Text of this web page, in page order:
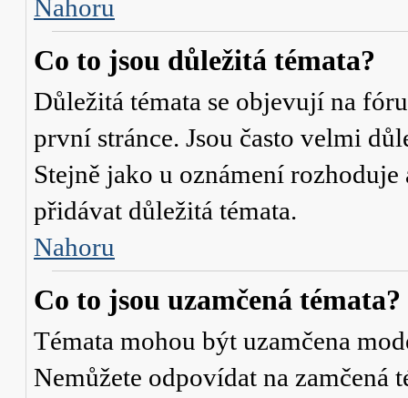
Nahoru
Co to jsou důležitá témata?
Důležitá témata se objevují na
první stránce. Jsou často velmi
Stejně jako u oznámení
přidávat důležitá témata.
Nahoru
Co to jsou uzamčená témata?
Témata mohou být uzamčena
Nemůžete odpovídat na zamčená